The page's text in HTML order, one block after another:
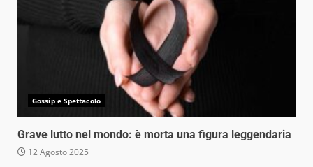
Gossip e Spettacolo
Grave lutto nel mondo: è morta una figura leggendaria
12 Agosto 2025